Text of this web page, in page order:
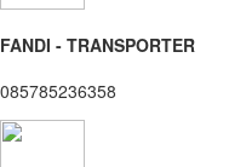
FANDI - TRANSPORTER
085785236358